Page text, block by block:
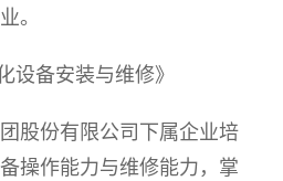
。
设备安装与维修》
股份有限公司下属企业培
操作能力与维修能力，掌